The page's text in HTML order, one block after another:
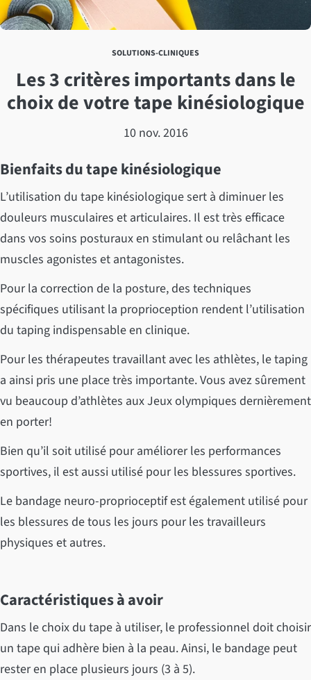
SOLUTIONS-CLINIQUES
Les 3 critères importants dans le
choix de votre tape kinésiologique
10 nov. 2016
Bienfaits du tape kinésiologique
L’utilisation du tape kinésiologique sert à diminuer les
douleurs musculaires et articulaires. Il est très efficace
dans vos soins posturaux en stimulant ou relâchant les
muscles agonistes et antagonistes.
Pour la correction de la posture, des techniques
spécifiques utilisant la proprioception rendent l’utilisation
du taping indispensable en clinique.
Pour les thérapeutes travaillant avec les athlètes, le taping
a ainsi pris une place très importante. Vous avez sûrement
vu beaucoup d’athlètes aux Jeux olympiques dernièrement
en porter!
Bien qu’il soit utilisé pour améliorer les performances
sportives, il est aussi utilisé pour les blessures sportives.
Le bandage neuro-proprioceptif est également utilisé pour
les blessures de tous les jours pour les travailleurs
physiques et autres.
Caractéristiques à avoir
Dans le choix du tape à utiliser, le professionnel doit choisir
un tape qui adhère bien à la peau. Ainsi, le bandage peut
rester en place plusieurs jours (3 à 5).